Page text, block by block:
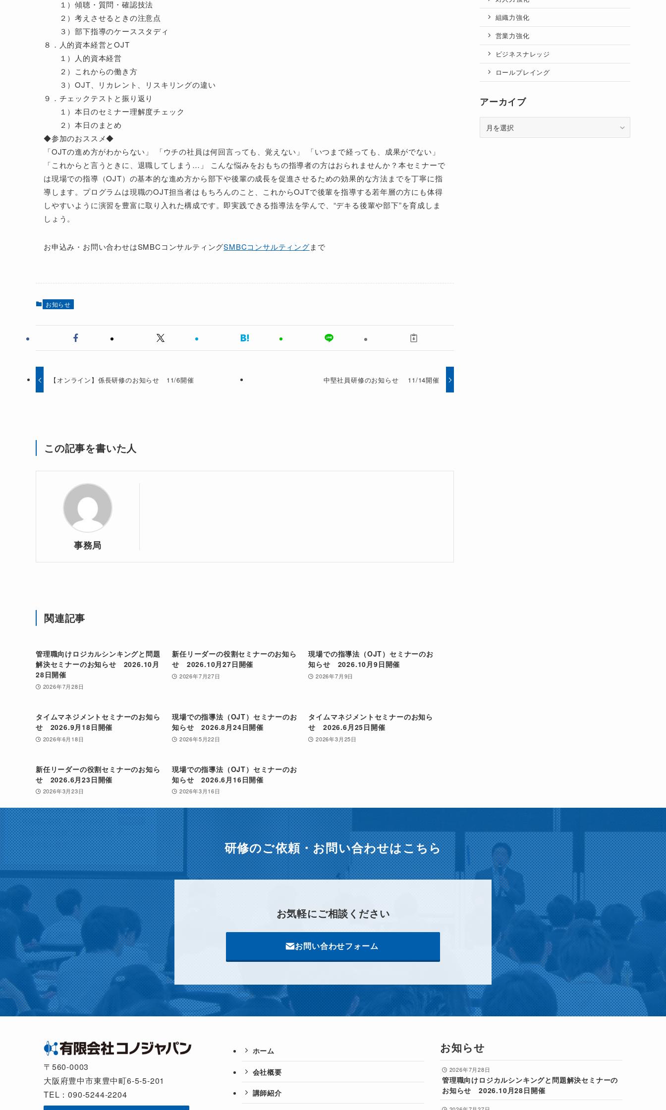
１）傾聴・質問・確認技法
２）考えさせるときの注意点
３）部下指導のケーススタディ
８．人的資本経営とOJT
１）人的資本経営
２）これからの働き方
３）OJT、リカレント、リスキリングの違い
９．チェックテストと振り返り
１）本日のセミナー理解度チェック
２）本日のまとめ
◆参加のおススメ◆
「OJTの進め方がわからない」 「ウチの社員は何回言っても、覚えない」 「いつまで経っても、成果がでない」
「これからと言うときに、退職してしまう…」 こんな悩みをおもちの指導者の方はおられませんか？本セミナーで
は現場での指導（OJT）の基本的な進め方から部下や後輩の成長を促進させるための効果的な方法までを丁寧に指
導します。プログラムは現職のOJT担当者はもちろんのこと、これからOJTで後輩を指導する若年層の方にも体得
しやすいように演習を豊富に取り入れた構成です。即実践できる指導法を学んで、“デキる後輩や部下”を育成しま
しょう。
お申込み・お問い合わせはSMBCコンサルティングSMBCコンサルティングまで
お知らせ
【オンライン】係長研修のお知らせ 11/6開催 中堅社員研修のお知らせ 11/14開催
この記事を書いた人
事務局
関連記事
管理職向けロジカルシンキングと問題
解決セミナーのお知らせ 2026.10月
28日開催
2026年7月28日
新任リーダーの役割セミナーのお知ら
せ 2026.10月27日開催
2026年7月27日
現場での指導法（OJT）セミナーのお
知らせ 2026.10月9日開催
2026年7月9日
タイムマネジメントセミナーのお知ら
せ 2026.9月18日開催
2026年6月18日
現場での指導法（OJT）セミナーのお
知らせ 2026.8月24日開催
2026年5月22日
タイムマネジメントセミナーのお知ら
せ 2026.6月25日開催
2026年3月25日
新任リーダーの役割セミナーのお知ら
せ 2026.6月23日開催
2026年3月23日
現場での指導法（OJT）セミナーのお
知らせ 2026.6月16日開催
2026年3月16日
組織力強化
営業力強化
ビジネスナレッジ
ロールプレイング
アーカイブ
ー
研修のご依頼・お問い合わせはこちら
お気軽にご相談ください
お問い合わせフォーム
〒560-0003
大阪府豊中市東豊中町6-5-5-201
TEL：090-5244-2204
ホーム
会社概要
講師紹介
お知らせ
2026年7月28日
管理職向けロジカルシンキングと問題解決セミナーの
お知らせ 2026.10月28日開催